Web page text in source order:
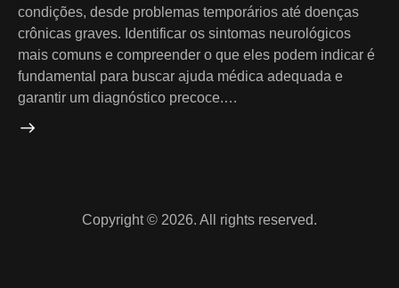
condições, desde problemas temporários até doenças
crônicas graves. Identificar os sintomas neurológicos
mais comuns e compreender o que eles podem indicar é
fundamental para buscar ajuda médica adequada e
garantir um diagnóstico precoce.…
Copyright © 2026. All rights reserved.